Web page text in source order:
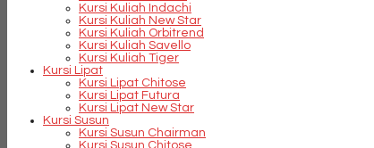
Kursi Kuliah Indachi
Kursi Kuliah New Star
Kursi Kuliah Orbitrend
Kursi Kuliah Savello
Kursi Kuliah Tiger
Kursi Lipat
Kursi Lipat Chitose
Kursi Lipat Futura
Kursi Lipat New Star
Kursi Susun
Kursi Susun Chairman
Kursi Susun Chitose